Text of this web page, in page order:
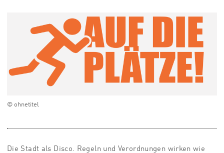
© ohnetitel
Die Stadt als Disco. Regeln und Verordnungen wirken wie